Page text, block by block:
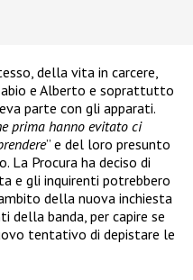
della vita in carcere,
e Alberto e soprattutto
parte con gli apparati.
prima hanno evitato ci
” e del loro presunto
La Procura ha deciso di
e gli inquirenti potrebbero
della nuova inchiesta
della banda, per capire se
tentativo di depistare le